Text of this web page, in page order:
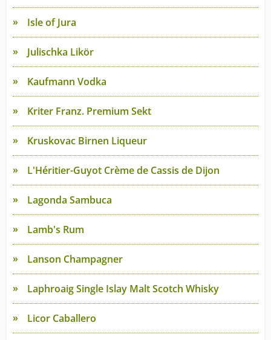
Isle of Jura
Julischka Likör
Kaufmann Vodka
Kriter Franz. Premium Sekt
Kruskovac Birnen Liqueur
L'Héritier-Guyot Crème de Cassis de Dijon
Lagonda Sambuca
Lamb's Rum
Lanson Champagner
Laphroaig Single Islay Malt Scotch Whisky
Licor Caballero